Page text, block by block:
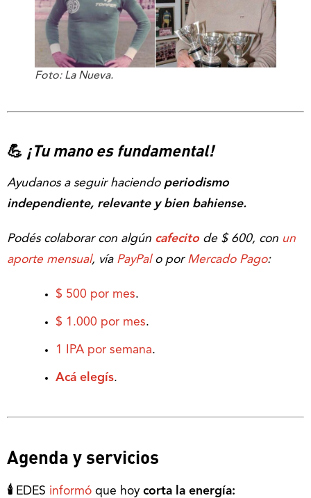
Foto: La Nueva.
💪 ¡Tu mano es fundamental!
Ayudanos a seguir haciendo periodismo
independiente, relevante y bien bahiense.
Podés colaborar con algún cafecito de $ 600, con un
aporte mensual, víaPayPalo porMercado Pago:
$ 500 por mes.
$ 1.000 por mes.
1 IPA por semana.
Acá elegís.
Agenda y servicios
🕯 EDES informó que hoy corta la energía: